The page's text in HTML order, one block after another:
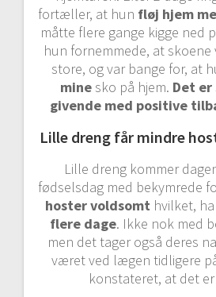
fortæller, at hun fløj hjem
måtte flere gange kigge ned
hun fornemmede, at
store, og var bange for, at
mine sko på hjem. Det
givende med positive
Lille dreng får mindre
Lille dreng kommer
fødselsdag med bekymrede
hoster voldsomt hvilket,
flere dage. Ikke nok med
men det tager også deres
været ved lægen tidligere
konstateret, at det